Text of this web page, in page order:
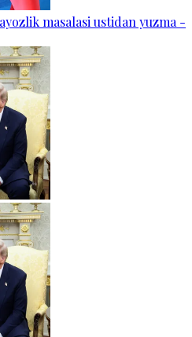
masalasi ustidan yuzma -